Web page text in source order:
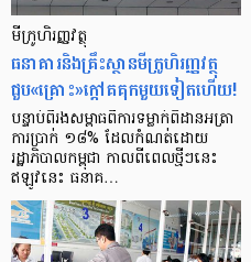
មីក្រូ​ហិរញ្ញវត្ថុ
ធនាគារ​និង​គ្រឹះស្ថាន​មីក្រូ​ហិរញ្ញវត្ថុ​
ជួប«គ្រោះ»ក្តៅ​គគុក​មួយ​ទៀត​ហើយ!
បន្ទាប់​ពី​រង​សម្ពាធ​​ពី​ការ​ទម្លាក់​ពិដាន​អត្រា​
ការ​ប្រាក់ ១៨​% ដែល​កំណត់​ដោយ​
រដ្ឋាភិបាល​កម្ពុជា កាល​ពី​ពេល​ថ្មីៗ​នេះ
ឥឡូវ​នេះ ធនាគ…